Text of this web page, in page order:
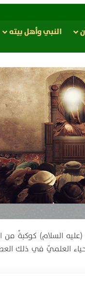
النبي وأهل بيته
السلام) كوكبةً
العلميّ في ذلك